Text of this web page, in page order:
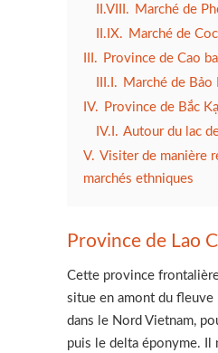
II.VIII. Marché de
II.IX. Marché de
III. Province de Cao
III.I. Marché de Bảo
IV. Province de Bắc
IV.I. Autour du lac
V. Visiter de manière
marchés ethniques
Province de Lao
Cette province
situe en amont du fleuve
dans le Nord Vietnam,
puis le delta éponyme. Il